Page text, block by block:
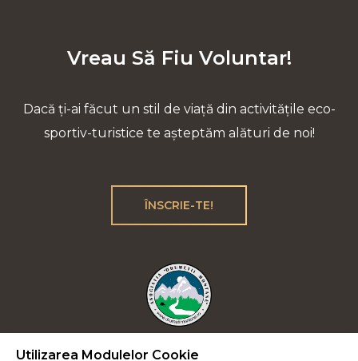
Vreau Să Fiu Voluntar!
Dacă ți-ai făcut un stil de viață din activitățile eco-
sportiv-turistice te așteptăm alături de noi!
ÎNSCRIE-TE!
Utilizarea Modulelor Cookie